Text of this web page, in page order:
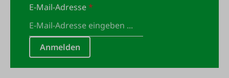
E-Mail-Adresse*
Anmelden